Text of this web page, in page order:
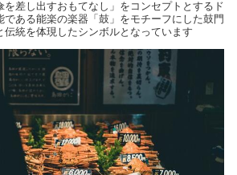
を差し出すおもてなし」をコンセプトとするド
である能楽の楽器「鼓」をモチーフにした鼓門
伝統を体現したシンボルとなっています